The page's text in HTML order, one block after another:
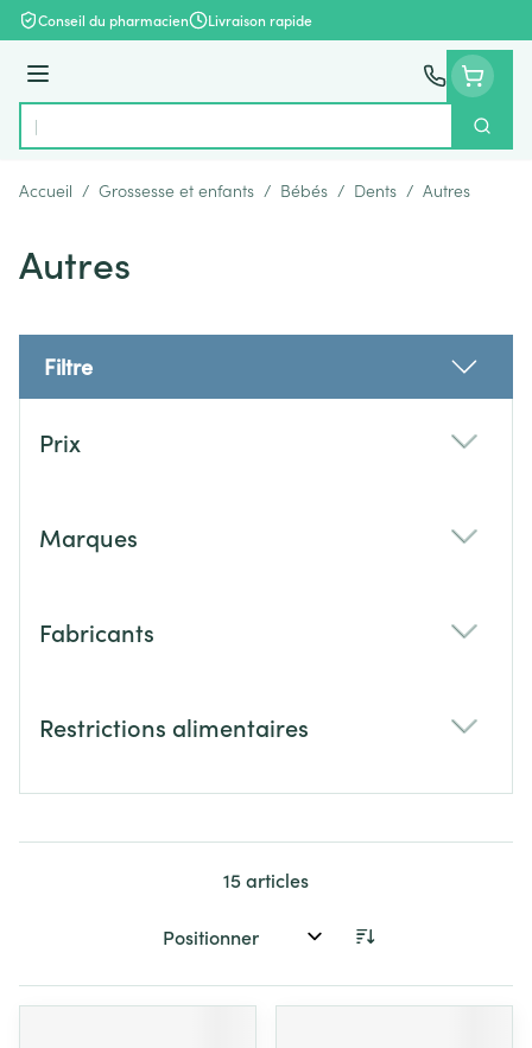
Aller au contenu
Conseil du pharmacien Livraison rapide
Menu
Rechercher
Accueil / Grossesse et enfants / Bébés / Dents / Autres
Autres
Filtre
Prix
Marques
Fabricants
Restrictions alimentaires
15articles
Trier par: